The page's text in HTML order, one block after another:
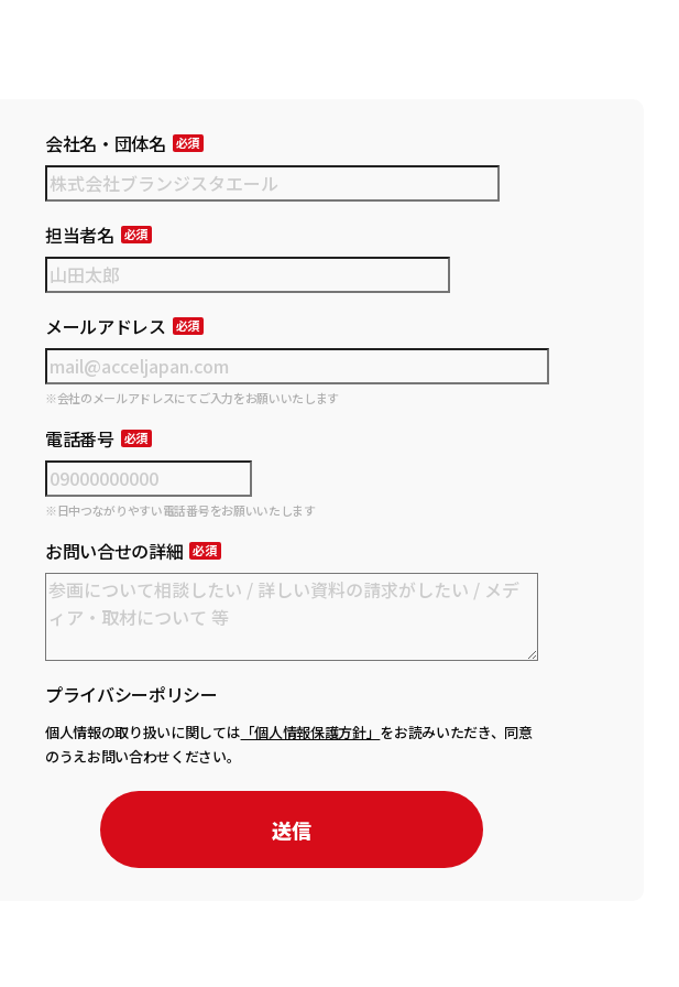
会社名・団体名
担当者名
メールアドレス
※会社のメールアドレスにてご入力をお願いいたします
電話番号
※日中つながりやすい電話番号をお願いいたします
お問い合せの詳細
プライバシーポリシー
個人情報の取り扱いに関しては 「個人情報保護方針」 をお読みいただき、同意
のうえお問い合わせください。